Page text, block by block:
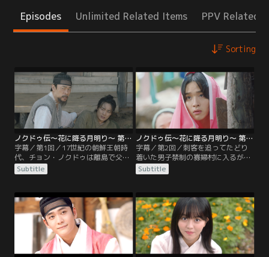
Episodes Unlimited Related Items PPV Related
Sorting
ノクドゥ伝～花に降る月明り～ 第01話／字幕
字幕／第1回／17世紀の朝鮮王朝時
代、チョン・ノクドゥは離島で父チ
ョン・ユンジョ、兄ファンテと暮ら
していた。ある日、家族が謎の刺客
たノクドゥは、自分の正体を知るた
めに都へ向かい、男装したトン・ド
ンジュと出会う。王・光海君に矢を
放つべく物陰に潜んでいたドンジュ
は、ノクドゥとともに捕らえられ
て…。
Subtitle
ノクドゥ伝～花に降る月明り～ 第02話／字幕
字幕／第2回／刺客を追ってたどり
着いた男子禁制の寡婦村に入るが、
追い出されたノクドゥ。潜入するた
めの策を講じる中、村へ逃げ込もう
交換し窮地を救ったノクドゥは、そ
の女装姿で村へ入ることに成功！そ
こで、横柄な両班に立ち向かうドン
ジュの姿に目を奪われる。なんとそ
の彼女と同じ部屋で暮らすことにな
り…。
Subtitle